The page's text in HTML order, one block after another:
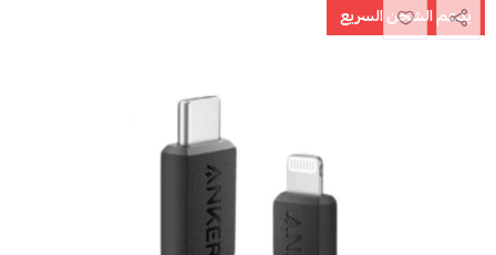
يدعم الشحن السريع